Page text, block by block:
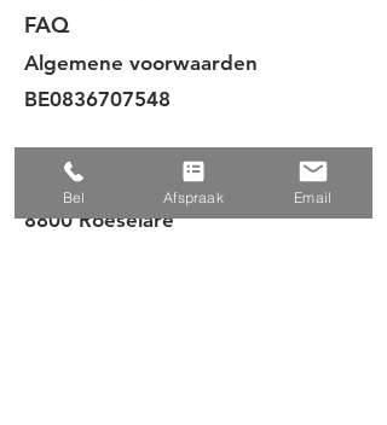
FAQ
Algemene voorwaarden
BE0836707548
FORME health hub
Beversesteenweg 180 A
8800 Roeselare
Bel Afspraak Email